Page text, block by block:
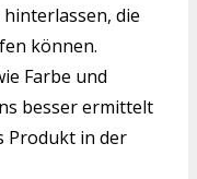
die
können.
Farbe und
besser ermittelt
Produkt in der